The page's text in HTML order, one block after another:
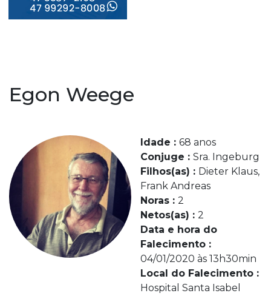
Egon Weege
Idade : 68 anos
Conjuge : Sra. Ingeburg
Filhos(as) : Dieter Klaus,
Frank Andreas
Noras : 2
Netos(as) : 2
Data e hora do
Falecimento :
04/01/2020 às 13h30min
Local do Falecimento :
Hospital Santa Isabel